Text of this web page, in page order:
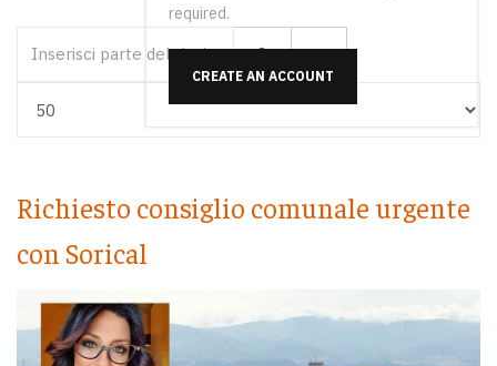
required.
CREATE AN ACCOUNT
Richiesto consiglio comunale urgente
con Sorical